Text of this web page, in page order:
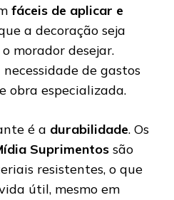
fáceis de aplicar e
a decoração seja
morador desejar.
de gastos
obra especializada.
é a durabilidade. Os
Suprimentos são
resistentes, o que
útil, mesmo em